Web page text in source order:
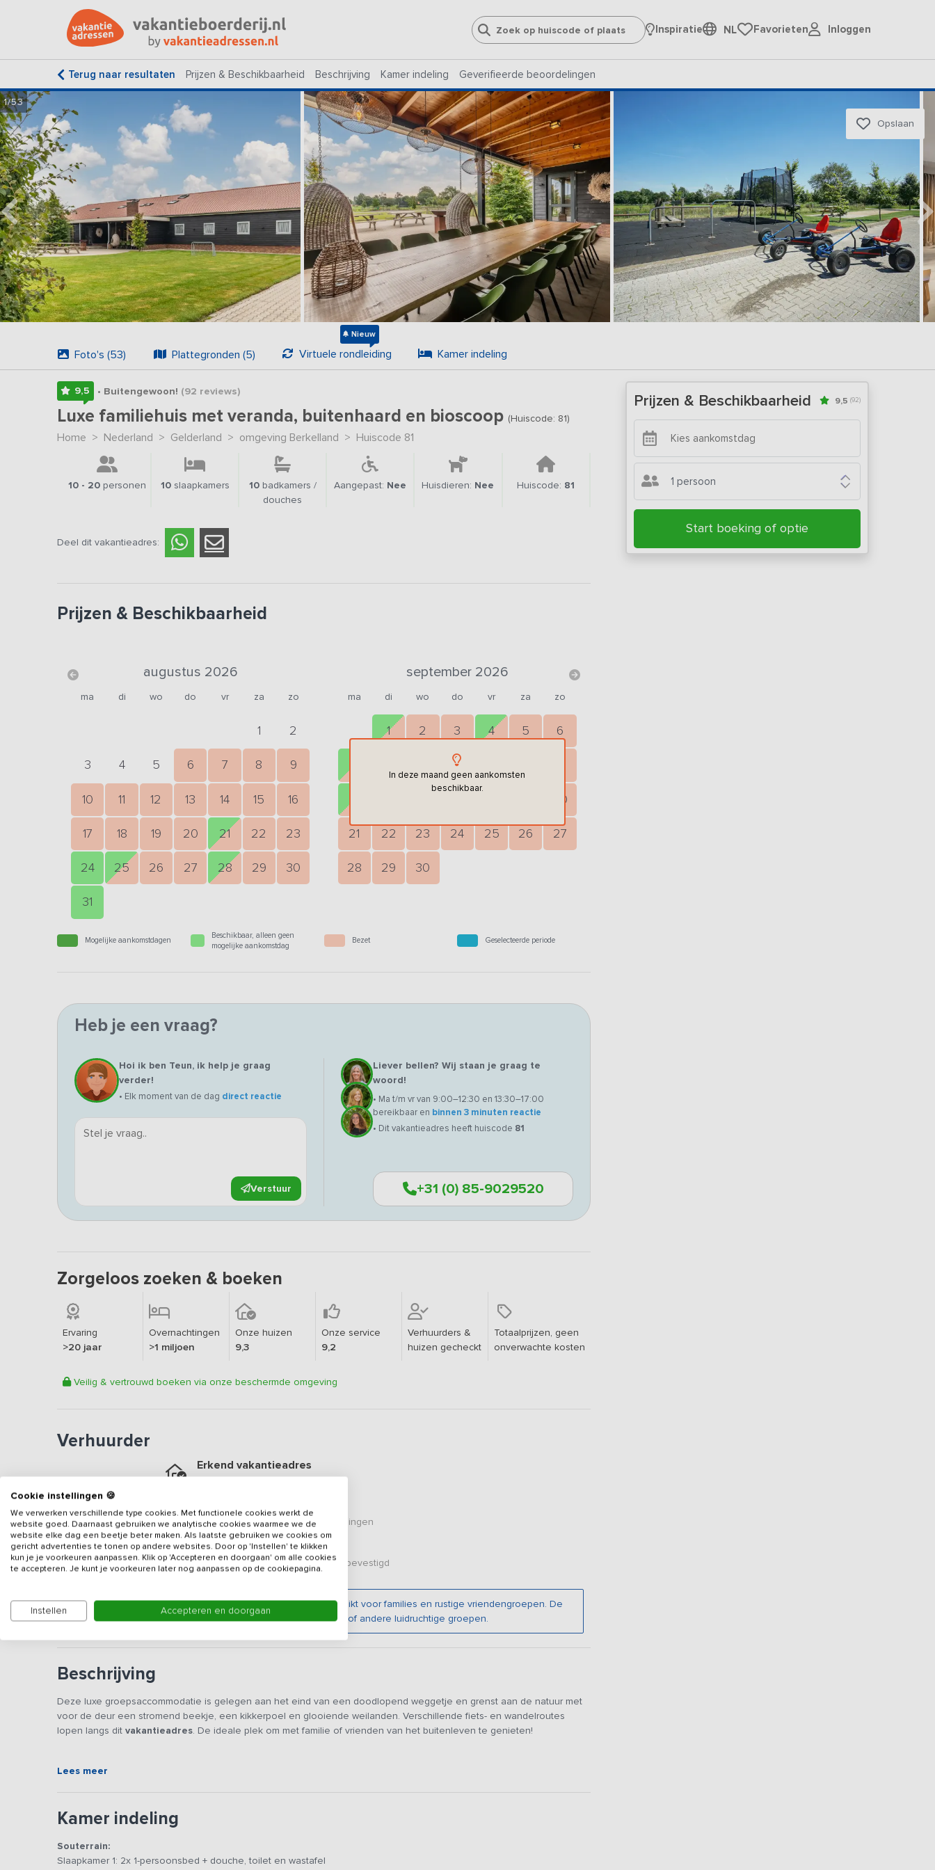
Inspiratie NL Favorieten Inloggen
Terug naar resultaten Prijzen & Beschikbaarheid Beschrijving Kamer indeling Geverifieerde beoordelingen
1/53
Opslaan
Foto's (53) Plattegronden (5) Virtuele rondleiding
Nieuw
Kamer indeling
9,5 • Buitengewoon! (92 reviews)
Luxe familiehuis met veranda, buitenhaard en bioscoop (Huiscode: 81)
Home > Nederland > Gelderland > omgeving Berkelland > Huiscode 81
10 - 20 personen 10slaapkamers 10badkamers /
douches
Aangepast: Nee Huisdieren: Nee Huiscode: 81
Deel dit vakantieadres:
Prijzen & Beschikbaarheid
augustus 2026
ma di wo do vr za zo
1 2
3 4 5 6 7 8 9
10 11 12 13 14 15 16
17 18 19 20 21 22 23
24 25 26 27 28 29 30
31
september 2026
ma di wo do vr za zo
1 2 3 4 5 6
10
20
21 22 23 24 25 26 27
28 29 30
In deze maand geen aankomsten
beschikbaar.
Mogelijke aankomstdagen
Beschikbaar, alleen geen
mogelijke aankomstdag
Bezet Geselecteerde periode
Heb je een vraag?
Hoi ik ben Teun, ik help je graag
verder!
• Elk moment van de dag direct reactie
Verstuur
Liever bellen? Wij staan je graag te
woord!
• Ma t/m vr van 9:00–12:30 en 13:30–17:00
bereikbaar en binnen 3 minuten reactie
• Dit vakantieadres heeft huiscode 81
+31 (0) 85-9029520
Zorgeloos zoeken & boeken
Ervaring
>20 jaar
Overnachtingen
>1 miljoen
Onze huizen
9,3
Onze service
9,2
Verhuurders &
huizen gecheckt
Totaalprijzen, geen
onverwachte kosten
Veilig & vertrouwd boeken via onze beschermde omgeving
Verhuurder
Erkend vakantieadres
Een9.5op basis van92 beoordelingen
Veilig & vertrouwd
Gegevens van de verhuurder zijn bevestigd
Gezien de luxe en ligging is deze accommodatie zeer geschikt voor families en rustige vriendengroepen. De
accommodatie wordt niet verhuurd aan jongeren, studenten of andere luidruchtige groepen.
Beschrijving
Deze luxe groepsaccommodatie is gelegen aan het eind van een doodlopend weggetje en grenst aan de natuur met
voor de deur een stromend beekje, een kikkerpoel en glooiende weilanden. Verschillende fiets- en wandelroutes
lopen langs dit vakantieadres. De ideale plek om met familie of vrienden van het buitenleven te genieten!
inductiekookplaten met in totaal 8 kookzones. Verder uiteraard een vaatwasser, vrieskast, koelkast, combimagnetron en
zorgt voor extra comfort in de winter. De huiselijke sfeer met oog voor detail maakt het verblijf in deze accommodatie
In totaal beschik je over 10 slaapkamers voorzien van eigen douche, toilet en wastafel. Drie slaapkamers zijn gelegen
Lees meer
Kamer indeling
Souterrain:
Slaapkamer 1: 2x 1-persoonsbed + douche, toilet en wastafel
Prijzen & Beschikbaarheid 9,5 (92)
1 persoon
Start boeking of optie
Cookie instellingen 🍪
We verwerken verschillende type cookies. Met functionele cookies werkt de
website goed. Daarnaast gebruiken we analytische cookies waarmee we de
website elke dag een beetje beter maken. Als laatste gebruiken we cookies om
gericht advertenties te tonen op andere websites. Door op 'Instellen' te klikken
kun je je voorkeuren aanpassen. Klik op 'Accepteren en doorgaan' om alle cookies
te accepteren. Je kunt je voorkeuren later nog aanpassen op de cookiepagina.
Instellen Accepteren en doorgaan